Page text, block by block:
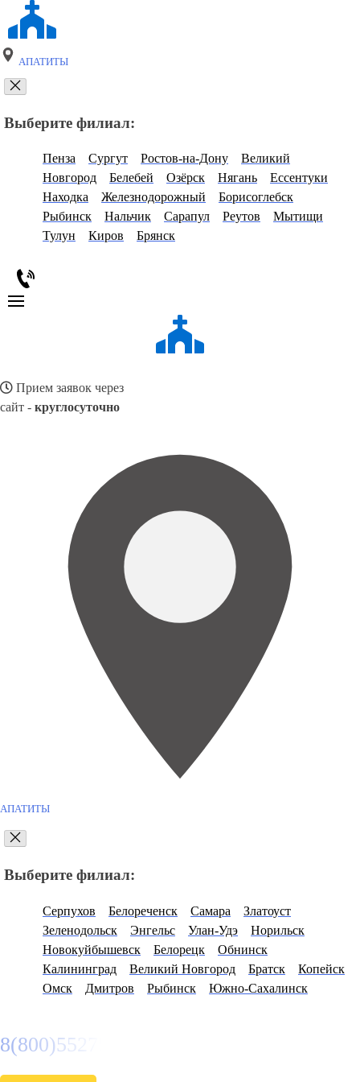
АПАТИТЫ
Выберите филиал:
Пенза Сургут Ростов-на-Дону
Великий
Новгород
Белебей Озёрск Нягань
Ессентуки
Находка
Железнодорожный
Борисоглебск
Рыбинск
Нальчик Сарапул Реутов
Мытищи
Тулун
Киров Брянск
Прием заявок через
сайт - круглосуточно
АПАТИТЫ
Выберите филиал:
Серпухов Белореченск Самара
Златоуст
Зеленодольск
Энгельс Улан-Удэ
Норильск
Новокуйбышевск
Белорецк
Обнинск
Калининград
Великий Новгород Братск
Копейск
Омск
Дмитров Рыбинск Южно-Сахалинск
8(800)5527584